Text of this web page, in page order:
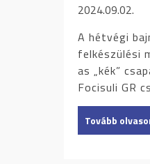
2024.09.02.
A hétvégi
felkészülési
as „kék”
Focisuli GR
Tovább